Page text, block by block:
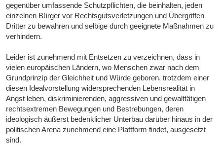
gegenüber umfassende Schutzpflichten, die beinhalten, jeden
einzelnen Bürger vor Rechtsgutsverletzungen und Übergriffen
Dritter zu bewahren und selbige durch geeignete Maßnahmen zu
verhindern.
Leider ist zunehmend mit Entsetzen zu verzeichnen, dass in
vielen europäischen Ländern, wo Menschen zwar nach dem
Grundprinzip der Gleichheit und Würde geboren, trotzdem einer
diesen Idealvorstellung widersprechenden Lebensrealität in
Angst leben, diskriminierenden, aggressiven und gewalttätigen
rechtsextremen Bewegungen und Bestrebungen, deren
ideologisch äußerst bedenklicher Unterbau darüber hinaus in der
politischen Arena zunehmend eine Plattform findet, ausgesetzt
sind.